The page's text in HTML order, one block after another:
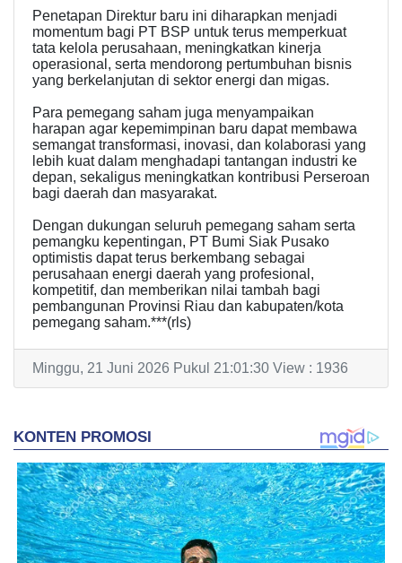
Penetapan Direktur baru ini diharapkan menjadi
momentum bagi PT BSP untuk terus memperkuat
tata kelola perusahaan, meningkatkan kinerja
operasional, serta mendorong pertumbuhan bisnis
yang berkelanjutan di sektor energi dan migas.
Para pemegang saham juga menyampaikan
harapan agar kepemimpinan baru dapat membawa
semangat transformasi, inovasi, dan kolaborasi yang
lebih kuat dalam menghadapi tantangan industri ke
depan, sekaligus meningkatkan kontribusi Perseroan
bagi daerah dan masyarakat.
Dengan dukungan seluruh pemegang saham serta
pemangku kepentingan, PT Bumi Siak Pusako
optimistis dapat terus berkembang sebagai
perusahaan energi daerah yang profesional,
kompetitif, dan memberikan nilai tambah bagi
pembangunan Provinsi Riau dan kabupaten/kota
pemegang saham.***(rls)
Minggu, 21 Juni 2026 Pukul 21:01:30 View : 1936